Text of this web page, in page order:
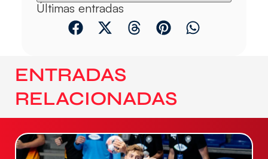
Últimas entradas
ENTRADAS
RELACIONADAS